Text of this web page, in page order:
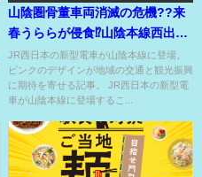
山陰圏骨董車両消滅の危機??来
春うららが侵食⁉山陰本線西出雲
まで来ちゃうの⁉
JR西日本の新型電車が山陰本線に登場。
ピンクのデザインが地域の交通と観光振興
に期待を寄せる記事。 JR西日本の新型電
車が山陰本線に登場するこ...